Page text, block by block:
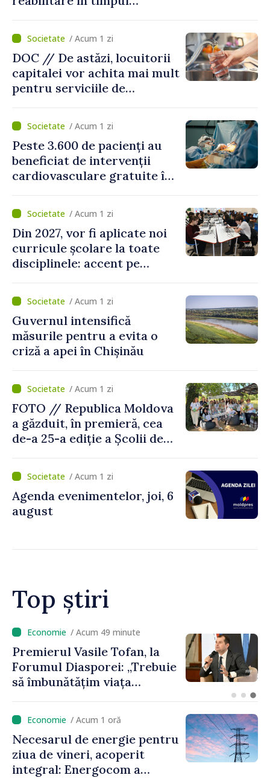
/ Acum 1 zi
DOC // De astăzi, locuitorii
capitalei vor achita mai mult
pentru serviciile de
canalizare
/ Acum 1 zi
Peste 3.600 de pacienți au
beneficiat de intervenții
cardiovasculare gratuite în
/ Acum 1 zi
Din 2027, vor fi aplicate noi
curricule școlare la toate
disciplinele: accent pe
și folosirea cunoștințelor în
situații reale/ Acum 1 zi
Guvernul intensifică
măsurile pentru a evita o
criză a apei în Chișinău
/ Acum 1 zi
FOTO // Republica Moldova
a găzduit, în premieră, cea
de-a 25-a ediție a Școlii de
/ Acum 1 zi
Agenda evenimentelor, joi, 6
august
Top știri
/ Acum 32 minute
Un specialist din diaspora își
propune să revină în
Republica Moldova pentru a
registrului naval național
/ Acum 1 oră
Necesarul de energie pentru
ziua de vineri, acoperit
integral: Energocom a